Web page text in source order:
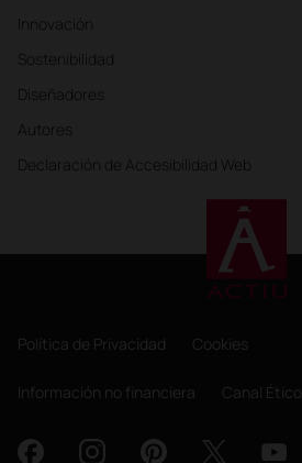
Innovación
Sostenibilidad
Diseñadores
Autores
Declaración de Accesibilidad Web
Política de Privacidad Cookies
Información no financiera Canal Ético